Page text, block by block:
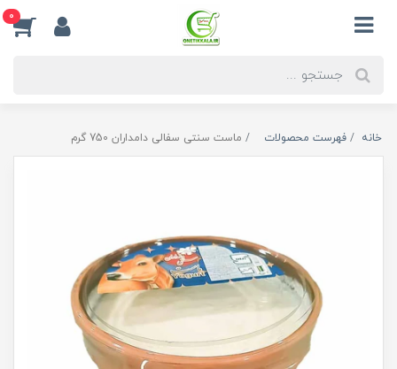
0
خانه فهرست محصولات ماست سنتی سفالی دامداران 750 گرم